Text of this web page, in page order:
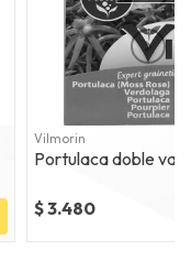
Vilmorin
Portulaca doble
$ 3.480